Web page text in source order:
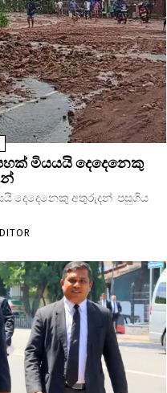
මියයයි දෙදෙනෙකු
දෙදෙනෙකු අතුරුදන් පසුගිය